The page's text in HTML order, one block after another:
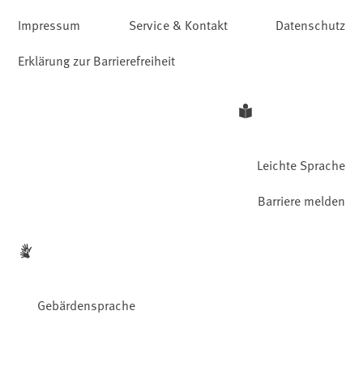
Impressum Service & Kontakt
Datenschutz
Erklärung zur Barrierefreiheit
Leichte Sprache
Gebärdensprache
Barriere melden